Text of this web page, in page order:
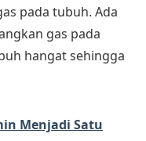
pada tubuh. Ada
gas pada
hangat sehingga
Menjadi Satu